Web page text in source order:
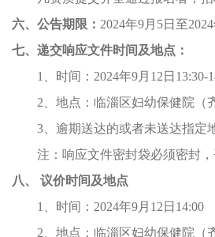
六、公告期限： 2024年9月 5日至2024
七、递交响应文件时间及地点：
1
、时间： 2024年9月 12 日 13:30-
2 、地点：临淄区妇幼保健院（
3 、逾期送达的或者未送达指定
注：响应文件密封袋必须密封，
八、 议价时间及地点
1、 时间： 2024年9月 12 日 14:00
2、 地点：临淄区妇幼保健院（